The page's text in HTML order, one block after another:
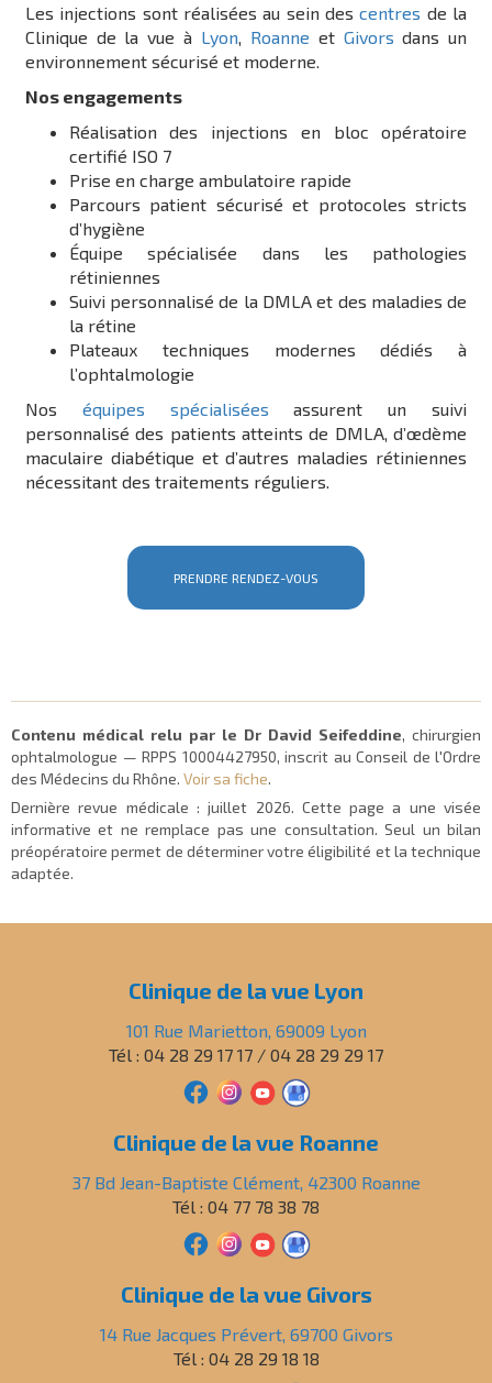
Les injections sont réalisées au sein descentres de la
Clinique de la vue à Lyon, Roanne et Givors dans un
environnement sécurisé et moderne.
Nos engagements
Réalisation des injections en bloc opératoire
certifié ISO 7
Prise en charge ambulatoire rapide
Parcours patient sécurisé et protocoles stricts
d’hygiène
Équipe spécialisée dans les pathologies
rétiniennes
Suivi personnalisé de la DMLA et des maladies de
la rétine
Plateaux techniques modernes dédiés à
l’ophtalmologie
Nos équipes spécialisées assurent un suivi
personnalisé des patients atteints de DMLA, d’œdème
maculaire diabétique et d’autres maladies rétiniennes
nécessitant des traitements réguliers.
PRENDRE RENDEZ-VOUS
Contenu médical relu par le Dr David Seifeddine, chirurgien
ophtalmologue — RPPS 10004427950, inscrit au Conseil de l'Ordre
des Médecins du Rhône. Voir sa fiche.
Dernière revue médicale :juillet 2026. Cette page a une visée
informative et ne remplace pas une consultation. Seul un bilan
préopératoire permet de déterminer votre éligibilité et la technique
adaptée.
Clinique de la vue Lyon
101 Rue Marietton, 69009 Lyon
Tél : 04 28 29 17 17 / 04 28 29 29 17
Clinique de la vue Roanne
37 Bd Jean-Baptiste Clément, 42300 Roanne
Tél : 04 77 78 38 78
Clinique de la vue Givors
14 Rue Jacques Prévert, 69700 Givors
Tél : 04 28 29 18 18